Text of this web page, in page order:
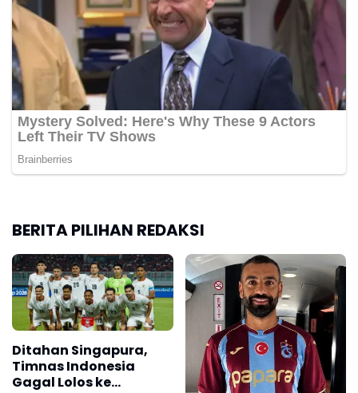
BERITA PILIHAN REDAKSI
Ditahan Singapura,
Timnas Indonesia
Gagal Lolos ke